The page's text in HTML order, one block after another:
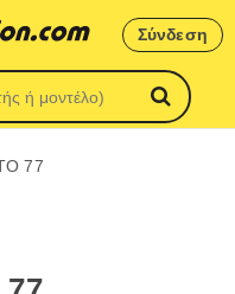
Σύνδεση